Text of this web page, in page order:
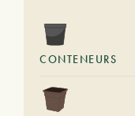
CONTENEURS